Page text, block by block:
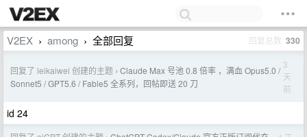
V2EX › among › 全部回复 回复总数 330
回复了 leikaiwei 创建的主题 › Claude Max 号池 0.8 倍率 ，满血 Opus5.0 /
Sonnet5 / GPT5.6 / Fable5 全系列，回帖即送 20 刀
3
天
前
id 24